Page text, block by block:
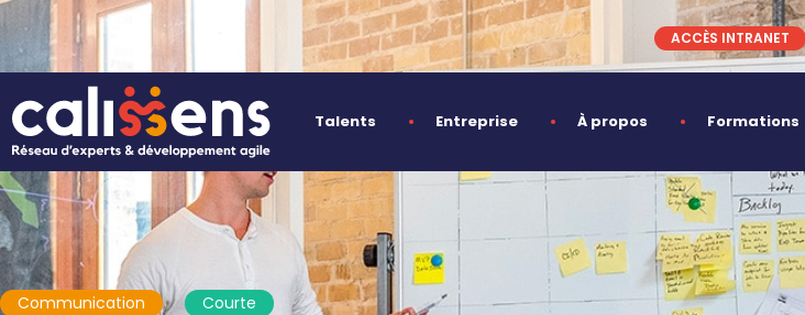
ACCÈS INTRANET
Talents Entreprise À propos Formations
Communication Courte